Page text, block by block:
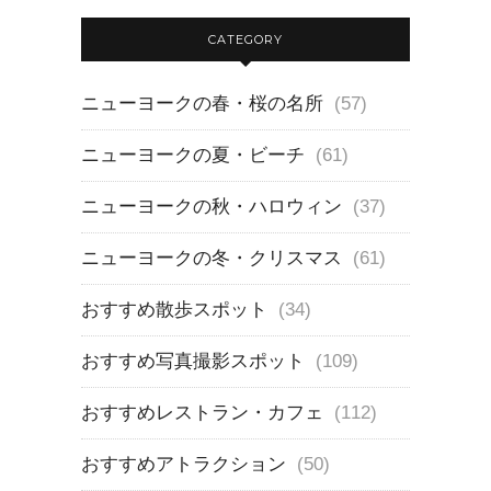
CATEGORY
ニューヨークの春・桜の名所 (57)
ニューヨークの夏・ビーチ (61)
ニューヨークの秋・ハロウィン (37)
ニューヨークの冬・クリスマス (61)
おすすめ散歩スポット (34)
おすすめ写真撮影スポット (109)
おすすめレストラン・カフェ (112)
おすすめアトラクション (50)